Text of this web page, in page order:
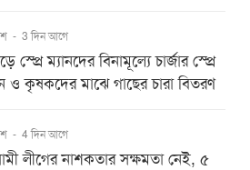
- 3 দিন আগে
স্প্রে ম্যানদের বিনামূল্যে চার্জার স্প্রে
ও কৃষকদের মাঝে গাছের চারা বিতরণ
- 4 দিন আগে
লীগের নাশকতার সক্ষমতা নেই, ৫